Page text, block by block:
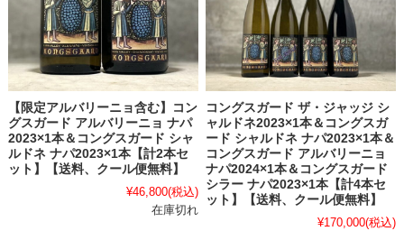
【限定アルバリーニョ含む】コン
グスガード アルバリーニョ ナパ
2023×1本＆コングスガード シャ
ルドネ ナパ2023×1本【計2本セ
ット】【送料、クール便無料】
¥46,800(税込)
在庫切れ
コングスガード ザ・ジャッジ シ
ャルドネ2023×1本＆コングスガ
ード シャルドネ ナパ2023×1本＆
コングスガード アルバリーニョ
ナパ2024×1本＆コングスガード
シラー ナパ2023×1本【計4本セ
ット】【送料、クール便無料】
¥170,000(税込)